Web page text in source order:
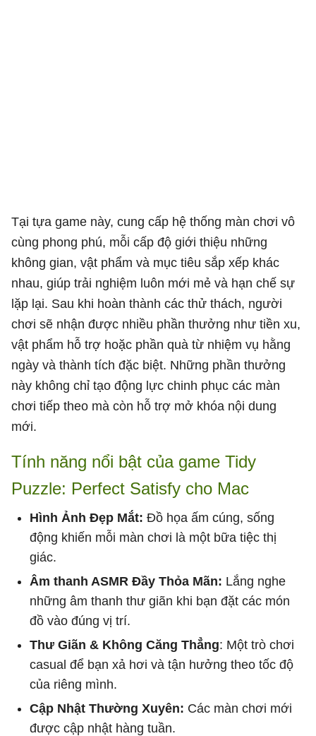
Tại tựa game này, cung cấp hệ thống màn chơi vô
cùng phong phú, mỗi cấp độ giới thiệu những
không gian, vật phẩm và mục tiêu sắp xếp khác
nhau, giúp trải nghiệm luôn mới mẻ và hạn chế sự
lặp lại. Sau khi hoàn thành các thử thách, người
chơi sẽ nhận được nhiều phần thưởng như tiền xu,
vật phẩm hỗ trợ hoặc phần quà từ nhiệm vụ hằng
ngày và thành tích đặc biệt. Những phần thưởng
này không chỉ tạo động lực chinh phục các màn
chơi tiếp theo mà còn hỗ trợ mở khóa nội dung
mới.
Tính năng nổi bật của game Tidy
Puzzle: Perfect Satisfy cho Mac
Hình Ảnh Đẹp Mắt: Đồ họa ấm cúng, sống
động khiến mỗi màn chơi là một bữa tiệc thị
giác.
Âm thanh ASMR Đầy Thỏa Mãn: Lắng nghe
những âm thanh thư giãn khi bạn đặt các món
đồ vào đúng vị trí.
Thư Giãn & Không Căng Thẳng: Một trò chơi
casual để bạn xả hơi và tận hưởng theo tốc độ
của riêng mình.
Cập Nhật Thường Xuyên: Các màn chơi mới
được cập nhật hàng tuần.